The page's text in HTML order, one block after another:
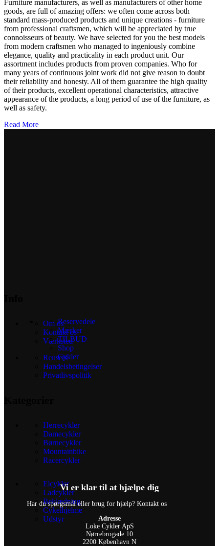
Furniture manufacturers, as well as manufacturers of other home
goods, are full of amazing offers: we often come across both
standard mass-produced products and unique creations - furniture
from professional craftsmen, which will be appreciated by true
connoisseurs of beauty. We have selected for you the best models
from modern craftsmen who managed to ingeniously combine
elegance, quality and practicality in each product unit. Our
assortment includes products from proven companies. Who for
many years of continuous joint work did not give reason to doubt
their reliability and honesty. All of them guarantee the high quality
of their products, excellent operational characteristics, attractive
appearance of the products, a long period of use of the furniture, as
well as safety.
Read More
Om os
Kontakt os
Værksted
Reusers
Handelsbetingelser
Privatlivspolitik
Herrecykler
Damecykler
Børnecykler
Mountainbike
Racercykler
Elcykler
Ladcykler
Beklædning
Cykelhjelme
Udstyr
Reservedele
Mærker
TILBUD
Shop
Cykler
Vi er klar til at hjælpe dig
Har du spørgsmål eller brug for hjælp? Kontakt os
Adresse
Loke Cykler ApS
Nørrebrogade 10
2200 København N